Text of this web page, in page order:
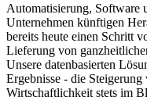
Automatisierung,
Unternehmen künftigen
bereits heute einen Schritt
Lieferung von
Unsere datenbasierten
Ergebnisse - die
Wirtschaftlichkeit stets im